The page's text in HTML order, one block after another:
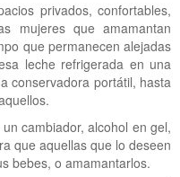
privados, confortables,
mujeres que amamantan
que permanecen alejadas
leche refrigerada en una
conservadora portátil, hasta
cambiador, alcohol en gel,
que aquellas que lo deseen
bebes, o amamantarlos.